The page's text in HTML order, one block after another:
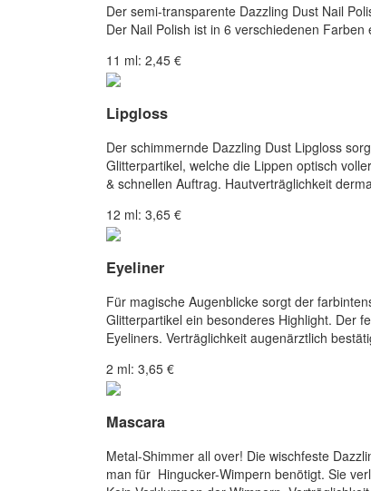
Der semi-transparente Dazzling Dust Nail
Der Nail Polish ist in 6 verschiedenen
11 ml: 2,45 €
Lipgloss
Der schimmernde Dazzling Dust Lipgloss
Glitterpartikel, welche die Lippen optisch
& schnellen Auftrag. Hautverträglichkeit
12 ml: 3,65 €
Eyeliner
Für magische Augenblicke sorgt der
Glitterpartikel ein besonderes Highlight. Der
Eyeliners. Verträglichkeit augenärztlich
2 ml: 3,65 €
Mascara
Metal-Shimmer all over! Die wischfeste
man für Hingucker-Wimpern benötigt. Sie